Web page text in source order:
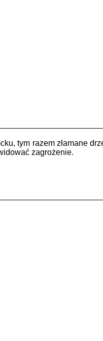
tym razem złamane
zagrożenie.